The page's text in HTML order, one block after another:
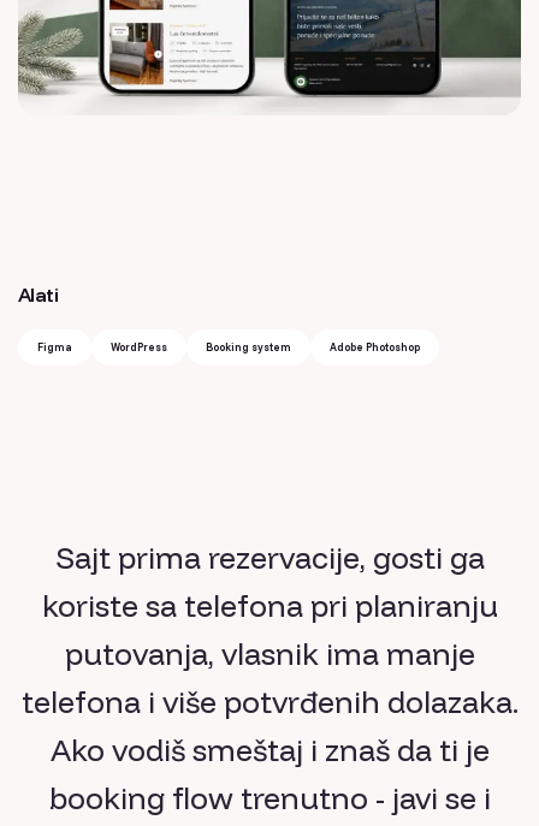
Alati
Figma WordPress Booking system Adobe Photoshop
Sajt prima rezervacije, gosti ga
koriste sa telefona pri planiranju
putovanja, vlasnik ima manje
telefona i više potvrđenih dolazaka.
Ako vodiš smeštaj i znaš da ti je
booking flow trenutno - javi se i